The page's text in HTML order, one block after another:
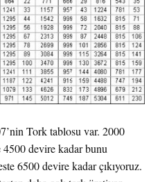
Tork tablosu var. 2000
4500 devire kadar bunu
6500 devire kadar çıkıyoruz.